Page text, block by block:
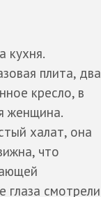
кухня.
плита, два
кресло, в
женщина.
халат, она
что
глаза смотрели